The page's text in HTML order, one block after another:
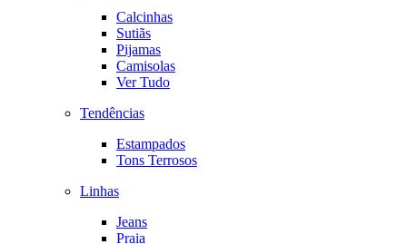
Calcinhas
Sutiãs
Pijamas
Camisolas
Ver Tudo
Tendências
Estampados
Tons Terrosos
Linhas
Jeans
Praia